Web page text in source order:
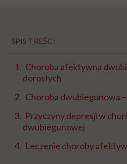
SPIS TREŚCI
Choroba afektywna
dorosłych
Choroba dwubiegunowa
Przyczyny depresji w
dwubiegunowej
Leczenie choroby